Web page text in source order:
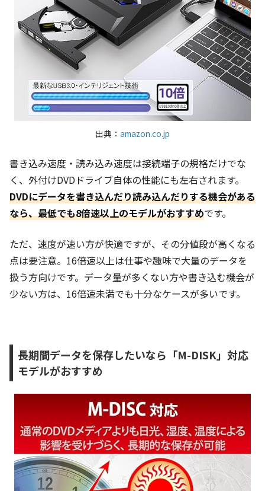
出典： amazon.co.jp
書き込み速度・読み込み速度は接続端子の規格だけでな
く、外付けDVDドライブ自体の性能にも左右されます。
DVDにデータを書き込んだり読み込んだりする機会がある
なら、最低でも8倍速以上のモデルがおすすめです。
ただ、速度が速い方が快適ですが、その分値段が高くなる
点は要注意。16倍速以上は仕事や趣味で大量のデータを
扱う方向けです。データ量が多くない方や書き込む機会が
少ない方は、16倍速未満でも十分なケースが多いです。
長期間データを保存したいなら「M-DISK」対応
モデルがおすすめ